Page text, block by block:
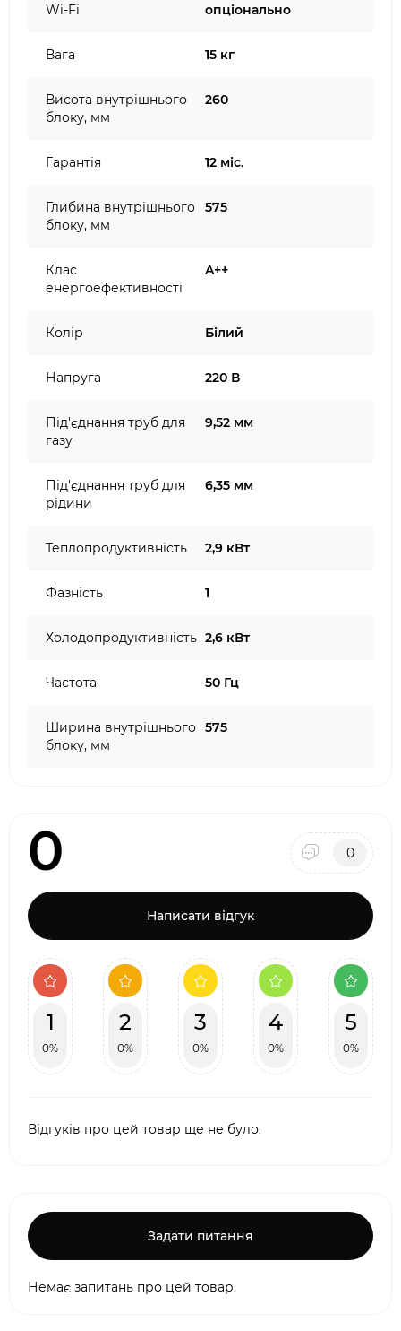
Wi-Fi опціонально
Вага 15 кг
Висота внутрішнього
блоку, мм
260
Гарантія 12 міс.
Глибина внутрішнього
блоку, мм
575
Клас
енергоефективності
A++
Колір Білий
Напруга 220 В
Під'єднання труб для
газу
9,52 мм
Під'єднання труб для
рідини
6,35 мм
Теплопродуктивність 2,9 кВт
Фазність 1
Холодопродуктивність 2,6 кВт
Частота 50 Гц
Ширина внутрішнього
блоку, мм
575
0 0
Написати відгук
1
0%
2
0%
3
0%
4
0%
5
0%
Відгуків про цей товар ще не було.
Задати питання
Немає запитань про цей товар.